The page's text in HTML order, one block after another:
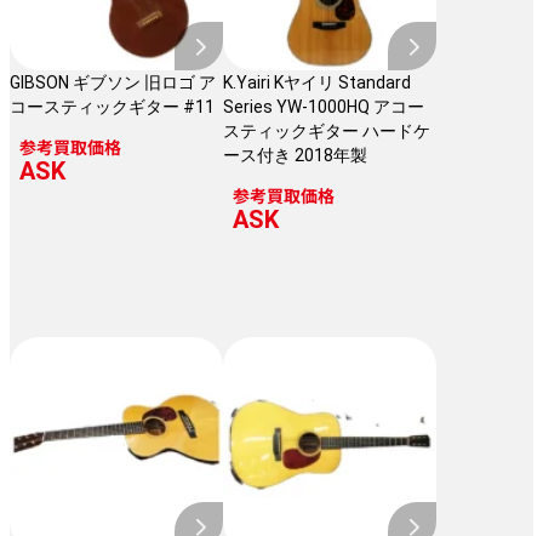
GIBSON ギブソン 旧ロゴ ア
コースティックギター #11
参考買取価格
ASK
K.Yairi Kヤイリ Standard
Series YW-1000HQ アコー
スティックギター ハードケ
ース付き 2018年製
参考買取価格
ASK